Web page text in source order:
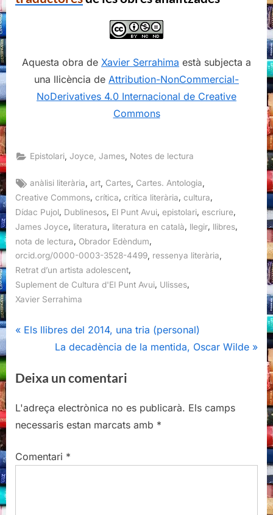
Aquesta obra de Xavier Serrahima està subjecta a
una llicència de Attribution-NonCommercial-
NoDerivatives 4.0 Internacional de Creative
Commons
Epistolari ,Joyce, James Notes de lectura
Tags:
anàlisi literària ,art Cartes Cartes. Antologia
Creative Commons, crítica, crítica literària, cultura,
Dídac Pujol, Dublinesos, El Punt Avui, epistolari, escriure,
James Joyce
literatura literatura en català llegir llibres
nota de lectura
Obrador Edèndum
orcid.org/0000-0003-3528-4499 ressenya literària
Retrat d’un artista adolescent,
Suplement de Cultura d'El Punt Avui Ulisses
Xavier Serrahima
Navegació
P
v
o
u
P
Els llibres del 2014, una tria (personal)
N
x
P
o
t
La decadència de la mentida, Oscar Wilde
Deixa un comentari
L'adreça electrònica no es publicarà. Els camps
necessaris estan marcats amb *
Comentari *